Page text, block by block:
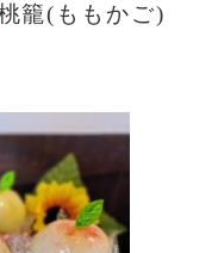
籠(ももかご)